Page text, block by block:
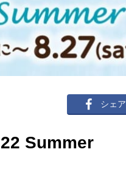
シェア
Summer